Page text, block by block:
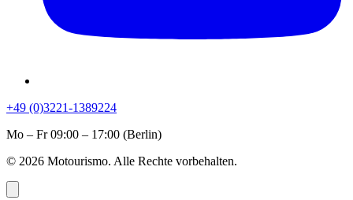
+49 (0)3221-1389224
Mo – Fr 09:00 – 17:00 (Berlin)
© 2026 Motourismo. Alle Rechte vorbehalten.